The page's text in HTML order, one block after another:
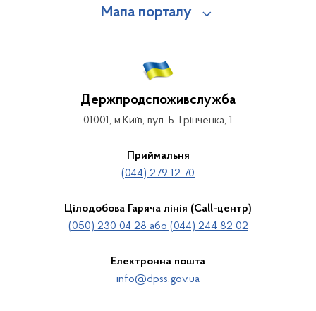
Мапа порталу
Держпродспоживслужба
01001, м.Київ, вул. Б. Грінченка, 1
Приймальня
(044) 279 12 70
Цілодобова Гаряча лінія (Call-центр)
(050) 230 04 28 або (044) 244 82 02
Електронна пошта
info@dpss.gov.ua